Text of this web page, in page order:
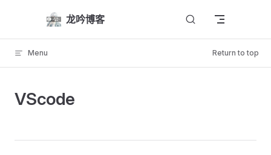
Skip to content龙吟博客
Menu Return to top
VScode